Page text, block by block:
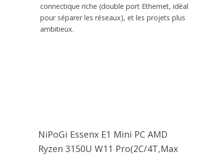
connectique riche (double port Ethernet, idéal
pour séparer les réseaux), et les projets plus
ambitieux.
NiPoGi Essenx E1 Mini PC AΜD
Ryzen 3150U W11 Pro(2C/4T,Max